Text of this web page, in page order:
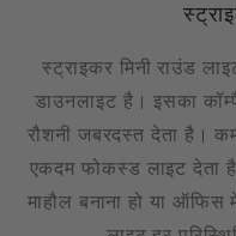
स्ट्राइकर मिनी राउंड
डाउनलाइट है। इसका
रौशनी जबरदस्त देता है।
एकदम फोकस्ड लाइट देता
माहौल बनाना हो या